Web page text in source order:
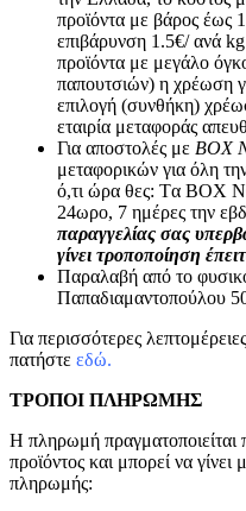
προϊόντα με βάρος έως
επιβάρυνση 1.5€/ ανά
προϊόντα με μεγάλο
παπουτσιών) η χρέωση
επιλογή (συνθήκη)
εταιρία μεταφοράς
Για αποστολές με BOX
μεταφορικών για όλη
ό,τι ώρα θες: Tα ΒΟΧ
24ωρο, 7 ημέρες την
παραγγελίας σας
γίνει τροποποίηση
Παραλαβή από το
Παπαδιαμαντοπούλου
Για περισσότερες
πατήστε εδώ.
ΤΡΟΠΟΙ ΠΛΗΡΩΜΗΣ
Η πληρωμή πραγματοποιείται
προϊόντος και μπορεί να
πληρωμής: